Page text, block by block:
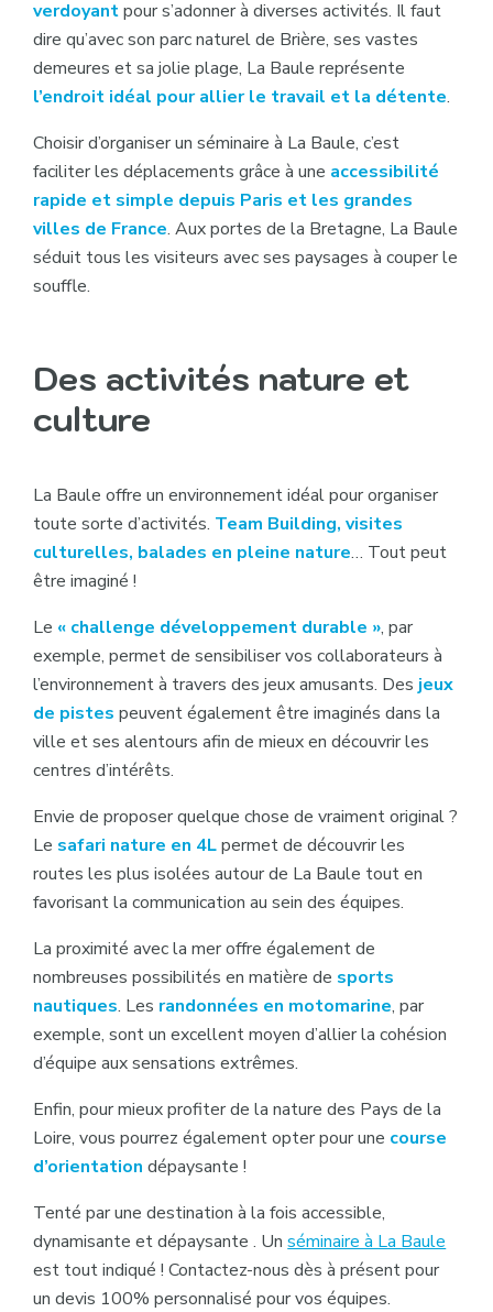
verdoyantpour s’adonner à diverses activités. Il faut
dire qu’avec son parc naturel de Brière, ses vastes
demeures et sa jolie plage, La Baule représente
l’endroit idéal pour allier le travail et la détente.
Choisir d’organiser un séminaire à La Baule, c’est
faciliter les déplacements grâce à une accessibilité
rapide et simple depuis Paris et les grandes
villes de France. Aux portes de la Bretagne, La Baule
séduit tous les visiteurs avec ses paysages à couper le
souffle.
Des activités nature et
culture
La Baule offre un environnement idéal pour organiser
toute sorte d’activités. Team Building, visites
culturelles, balades en pleine nature… Tout peut
être imaginé !
Le « challenge développement durable », par
exemple, permet de sensibiliser vos collaborateurs à
l’environnement à travers des jeux amusants. Des jeux
de pistes peuvent également être imaginés dans la
ville et ses alentours afin de mieux en découvrir les
centres d’intérêts.
Envie de proposer quelque chose de vraiment original ?
Le safari nature en 4Lpermet de découvrir les
routes les plus isolées autour de La Baule tout en
favorisant la communication au sein des équipes.
La proximité avec la mer offre également de
nombreuses possibilités en matière de sports
nautiques. Les randonnées en motomarine, par
exemple, sont un excellent moyen d’allier la cohésion
d’équipe aux sensations extrêmes.
Enfin, pour mieux profiter de la nature des Pays de la
Loire, vous pourrez également opter pour une course
d’orientation dépaysante !
Tenté par une destination à la fois accessible,
dynamisante et dépaysante . Unséminaire à La Baule
est tout indiqué ! Contactez-nous dès à présent pour
un devis 100% personnalisé pour vos équipes.